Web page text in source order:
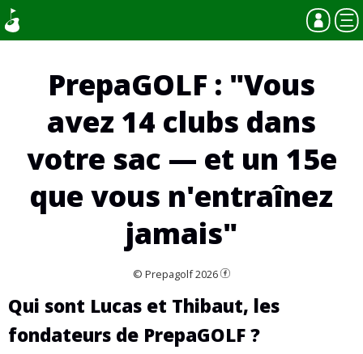
PrepaGOLF : "Vous
avez 14 clubs dans
votre sac — et un 15e
que vous n'entraînez
jamais"
© Prepagolf 2026
Qui sont Lucas et Thibaut, les
fondateurs de PrepaGOLF ?